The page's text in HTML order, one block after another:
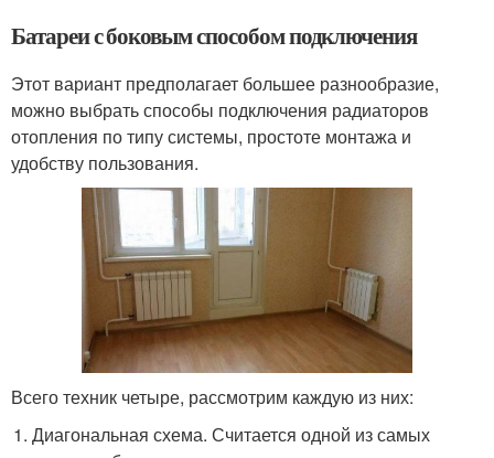
Батареи с боковым способом подключения
Этот вариант предполагает большее разнообразие,
можно выбрать способы подключения радиаторов
отопления по типу системы, простоте монтажа и
удобству пользования.
Всего техник четыре, рассмотрим каждую из них:
Диагональная схема. Считается одной из самых